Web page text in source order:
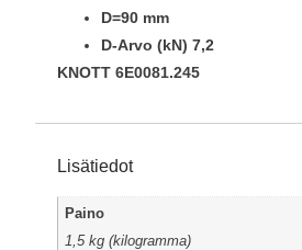
D=90 mm
D-Arvo (kN) 7,2
KNOTT 6E0081.245
Lisätiedot
Paino
1,5 kg (kilogramma)